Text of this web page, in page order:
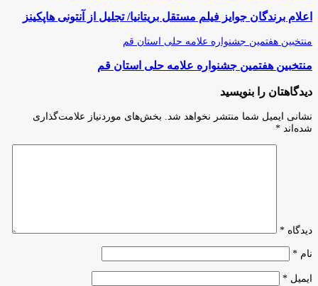
اعلام برندگان جوایز فیلم مستقل بریتانیا/ تجلیل از آنتونی هاپکینز
منتخبین هفتمین جشنواره علامه حلی استان قم
منتخبین هفتمین جشنواره علامه حلی استان قم
دیدگاهتان را بنویسید
نشانی ایمیل شما منتشر نخواهد شد. بخش‌های موردنیاز علامت‌گذاری
شده‌اند *
دیدگاه *
نام *
ایمیل *